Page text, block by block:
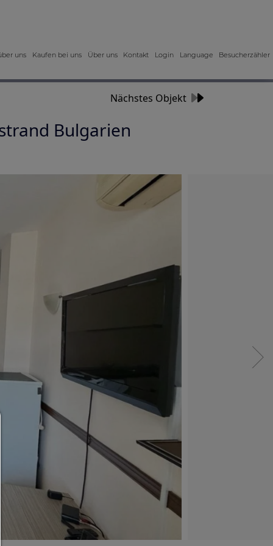
uns Kaufen bei uns Über uns Kontakt Login Language Besucherzähler
Nächstes Objekt
Bulgarien
HILFE
Um fortfahren zu können,müssen Sie eine
Auswahl treffen. Nachfolgend erhalten Sie
Erläuterung der verschiedenen Optionen und